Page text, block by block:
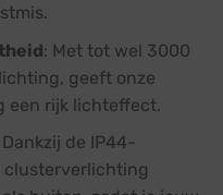
: Met tot wel 3000
geeft onze
een rijk lichteffect.
Dankzij de IP44-
clusterverlichting